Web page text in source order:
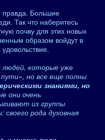
правда. Большие
Так что наберитесь
почву для этих новых
образом войдут в
людей, которые уже
но все еще полны
знаниями, но
они очень
из группы
рода духовная